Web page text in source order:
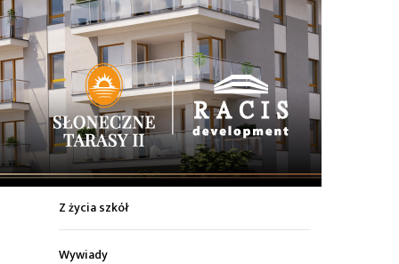
Z życia miasta
Sport
Kultura
Wiadomości z regionu
Z życia szkół
Wywiady